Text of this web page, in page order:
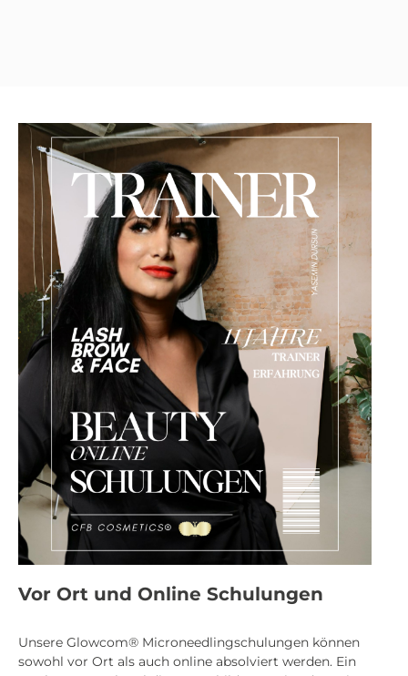
Vor Ort und Online Schulungen
Unsere Glowcom® Microneedlingschulungen können
sowohl vor Ort als auch online absolviert werden. Ein